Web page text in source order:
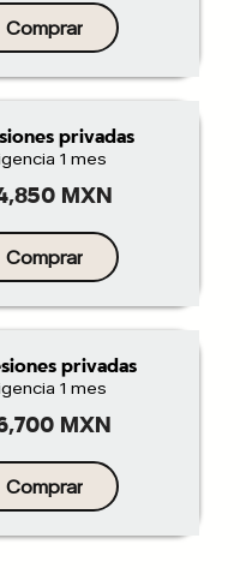
Comprar
privadas
1 mes
MXN
Comprar
privadas
1 mes
MXN
Comprar